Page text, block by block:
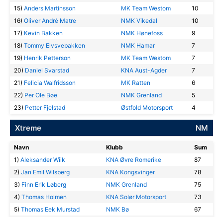
15) Anders Martinsson MK Team Westom
10
16) Oliver André Matre NMK Vikedal
10
17) Kevin Bakken NMK Hønefoss
9
18) Tommy Elvsvebakken NMK Hamar
7
19) Henrik Petterson MK Team Westom
7
20) Daniel Svarstad KNA Aust-Agder
7
21) Felicia Walfridsson MK Ratten
6
22) Per Ole Bøe NMK Grenland
5
23) Petter Fjelstad Østfold Motorsport 4
Xtreme NM
Navn Klubb
Sum
1) Aleksander Wiik KNA Øvre Romerike
87
2) Jan Emil Wilsberg KNA Kongsvinger
78
3) Finn Erik Løberg NMK Grenland
75
4) Thomas Holmen KNA Solør Motorsport
73
5) Thomas Eek Murstad NMK Bø 67